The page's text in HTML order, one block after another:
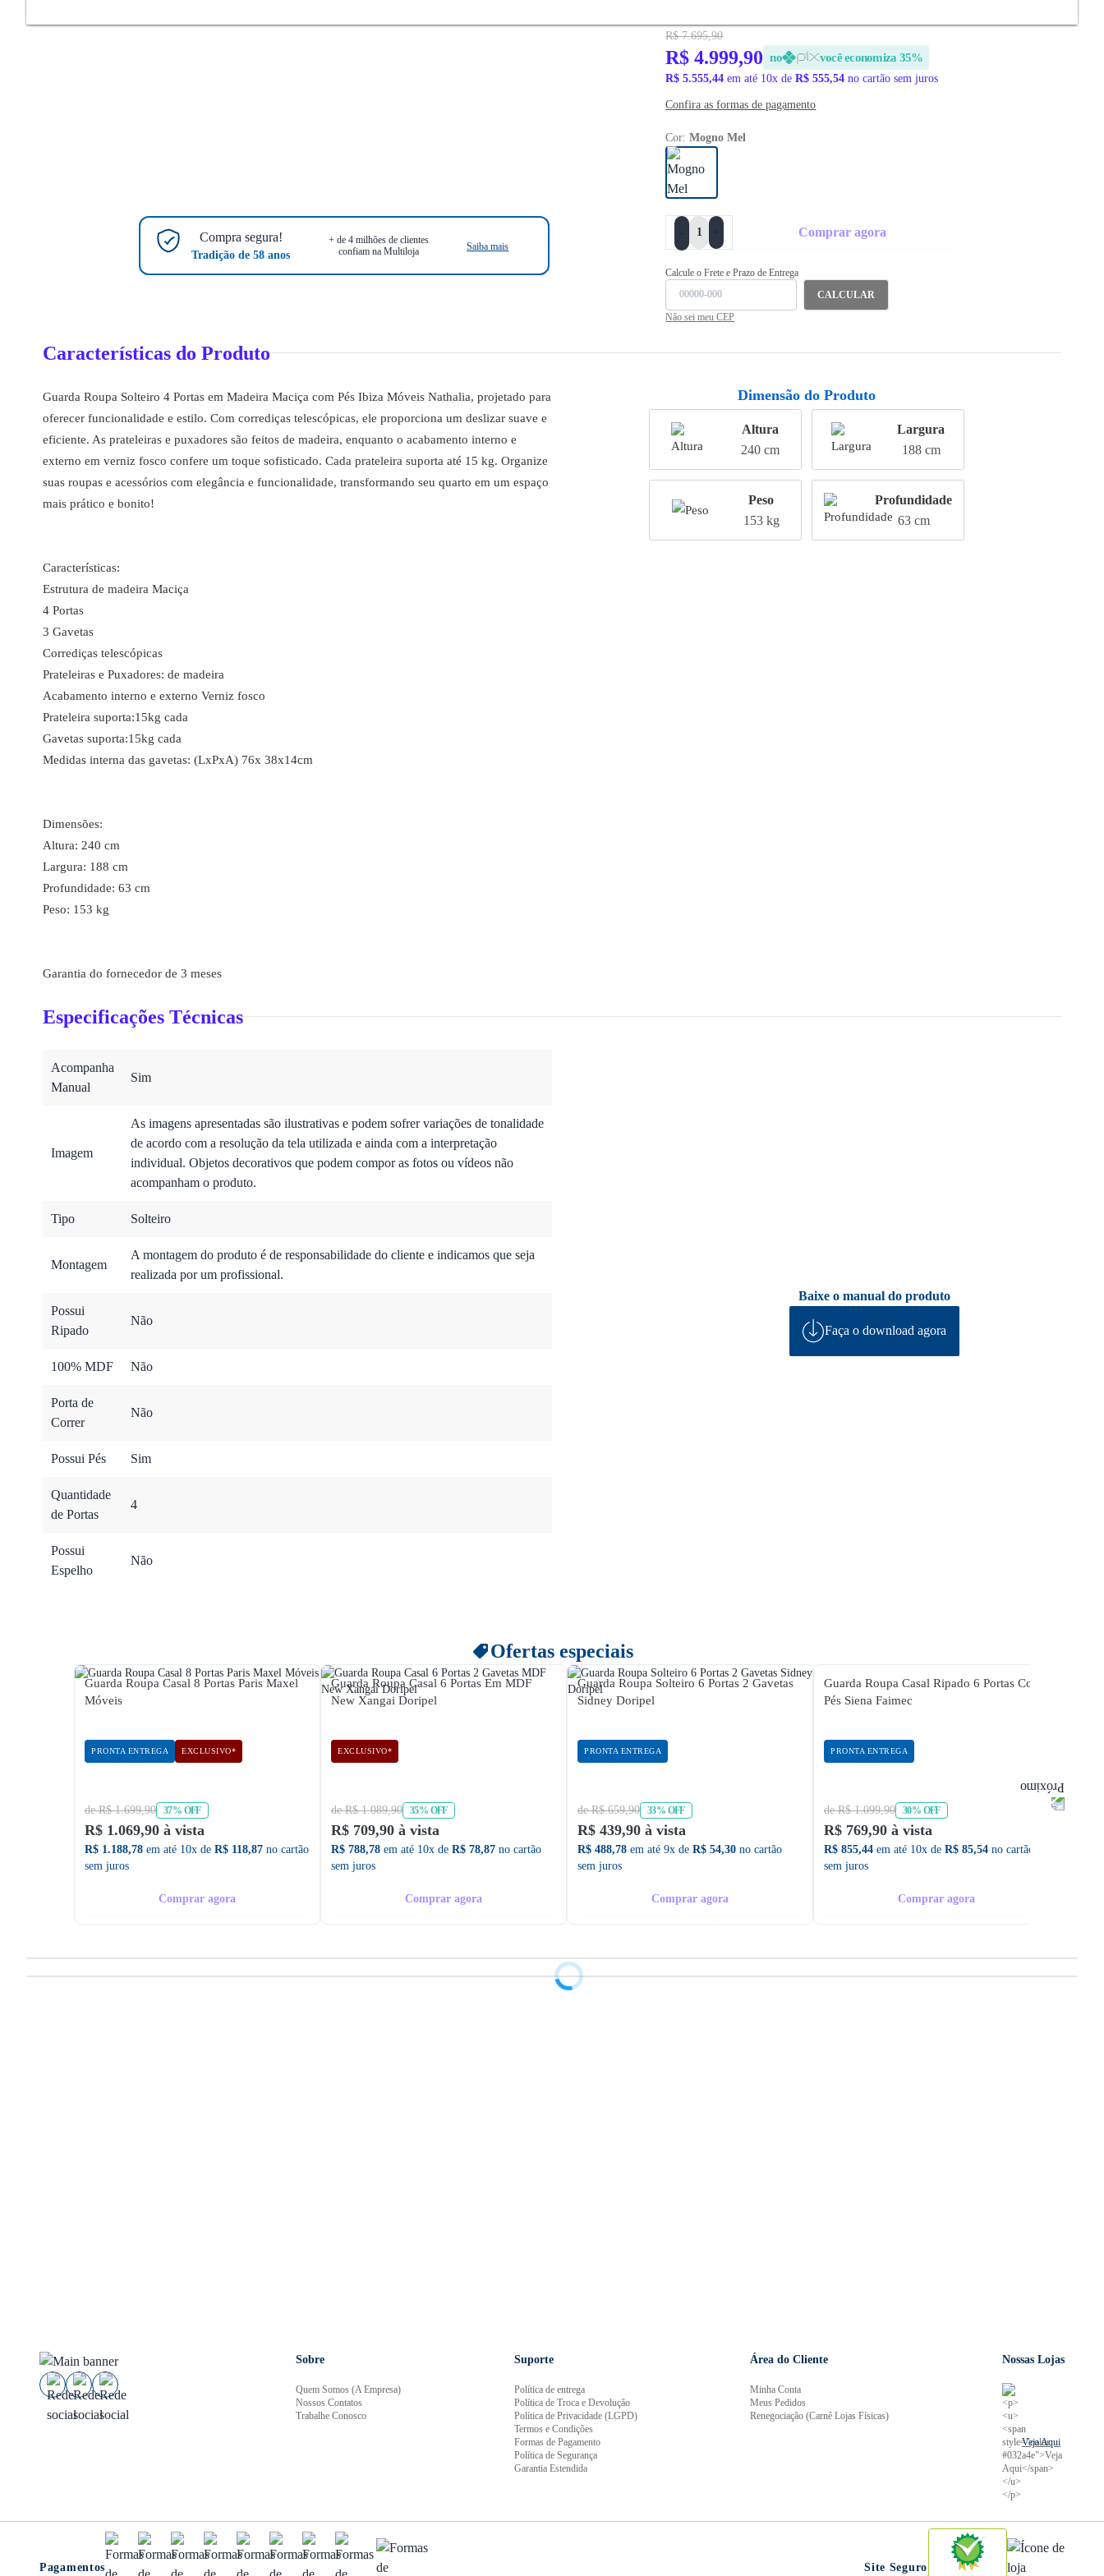
Compra segura!
Tradição de 58 anos
+ de 4 milhões de clientes
confiam na Multiloja
Saiba mais
R$ 7.695,90
R$ 4.999,90 no você economiza 35%
R$ 5.555,44 em até 10x deR$ 555,54 no cartão sem juros
Confira as formas de pagamento
Cor:Mogno Mel
Comprar agora
Calcule o Frete e Prazo de Entrega
CALCULAR
Não sei meu CEP
Características do Produto
Guarda Roupa Solteiro 4 Portas em Madeira Maciça com Pés Ibiza Móveis Nathalia, projetado para
oferecer funcionalidade e estilo. Com corrediças telescópicas, ele proporciona um deslizar suave e
eficiente. As prateleiras e puxadores são feitos de madeira, enquanto o acabamento interno e
externo em verniz fosco confere um toque sofisticado. Cada prateleira suporta até 15 kg. Organize
suas roupas e acessórios com elegância e funcionalidade, transformando seu quarto em um espaço
mais prático e bonito!
Características:
Estrutura de madeira Maciça
4 Portas
3 Gavetas
Corrediças telescópicas
Prateleiras e Puxadores: de madeira
Acabamento interno e externo Verniz fosco
Prateleira suporta:15kg cada
Gavetas suporta:15kg cada
Medidas interna das gavetas: (LxPxA) 76x 38x14cm
Dimensões:
Altura: 240 cm
Largura: 188 cm
Profundidade: 63 cm
Peso: 153 kg
Garantia do fornecedor de 3 meses
Dimensão do Produto
Altura
240 cm
Largura
188 cm
Peso
153 kg
Profundidade
63 cm
Especificações Técnicas
Acompanha
Manual
Sim
Imagem
As imagens apresentadas são ilustrativas e podem sofrer variações de tonalidade
de acordo com a resolução da tela utilizada e ainda com a interpretação
individual. Objetos decorativos que podem compor as fotos ou vídeos não
acompanham o produto.
Tipo Solteiro
Montagem
A montagem do produto é de responsabilidade do cliente e indicamos que seja
realizada por um profissional.
Possui
Ripado
Não
100% MDF Não
Porta de
Correr
Não
Possui Pés Sim
Quantidade
de Portas
4
Possui
Espelho
Não
Baixe o manual do produto
Faça o download agora
Ofertas especiais
Guarda Roupa Casal 8 Portas Paris Maxel
Móveis
PRONTA ENTREGA EXCLUSIVO*
de R$ 1.699,90 37% OFF
R$ 1.069,90 à vista
R$ 1.188,78 em até 10x de R$ 118,87 no cartão
sem juros
Comprar agora
Guarda Roupa Casal 6 Portas Em MDF
New Xangai Doripel
EXCLUSIVO*
de R$ 1.089,90 35% OFF
R$ 709,90 à vista
R$ 788,78 em até 10x de R$ 78,87 no cartão
sem juros
Comprar agora
Guarda Roupa Solteiro 6 Portas 2 Gavetas
Sidney Doripel
PRONTA ENTREGA
de R$ 659,90 33% OFF
R$ 439,90 à vista
R$ 488,78 em até 9x de R$ 54,30 no cartão
sem juros
Comprar agora
Guarda Roupa Casal Ripado 6 Portas Com
Pés Siena Faimec
PRONTA ENTREGA
de R$ 1.099,90 30% OFF
R$ 769,90 à vista
R$ 855,44 em até 10x de R$ 85,54 no cartão
sem juros
Comprar agora
Sobre
Quem Somos (A Empresa)
Nossos Contatos
Trabalhe Conosco
Suporte
Política de entrega
Política de Troca e Devolução
Política de Privacidade (LGPD)
Termos e Condições
Formas de Pagamento
Política de Segurança
Garantia Estendida
Área do Cliente
Minha Conta
Meus Pedidos
Renegociação (Carnê Lojas Físicas)
Nossas Lojas
Veja Aqui
Pagamentos Site Seguro